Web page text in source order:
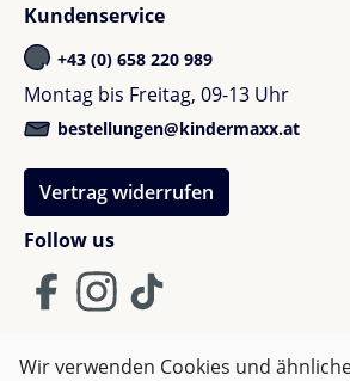
Follow us
Kundenservice
+43 (0) 658 220 989
Montag bis Freitag, 09-13 Uhr
bestellungen@kindermaxx.at
Vertrag widerrufen
Wir verwenden Cookies und